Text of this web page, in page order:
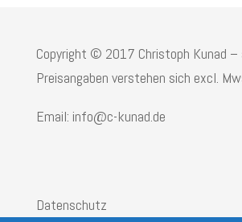
Copyright © 2017 Christoph Kunad –
Preisangaben verstehen sich excl.
Email: info@c-kunad.de
Datenschutz